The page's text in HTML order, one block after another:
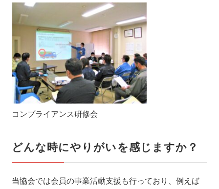
コンプライアンス研修会
どんな時にやりがいを感じますか？
当協会では会員の事業活動支援も行っており、例えば